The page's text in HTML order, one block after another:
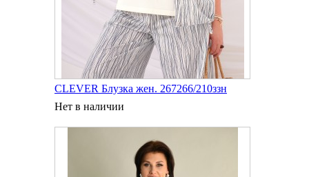
CLEVER Блузка жен. 267266/210ззн
Нет в наличии